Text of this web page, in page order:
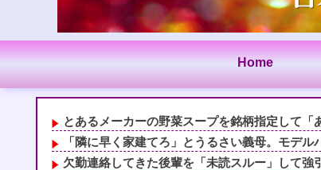
Home
とあるメーカーの野菜スープを銘柄指定して「
「隣に早く家建てろ」とうるさい義母。モデ
欠勤連絡してきた後輩を「未読スルー」して強